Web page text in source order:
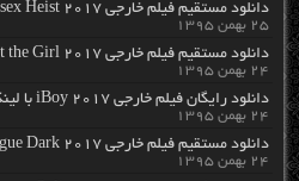
دانلود مستقیم فیلم خارجی Essex Heist 2017 از سرور سایت
۲۵ بهمن ۱۳۹۵
دانلود مستقیم فیلم خارجی Get the Girl 2017 از سرور سایت
۲۴ بهمن ۱۳۹۵
دانلود رایگان فیلم خارجی iBoy 2017 با لینک مستقیم
۲۴ بهمن ۱۳۹۵
دانلود مستقیم فیلم خارجی Justice League Dark 2017 از سرور سایت
۲۴ بهمن ۱۳۹۵